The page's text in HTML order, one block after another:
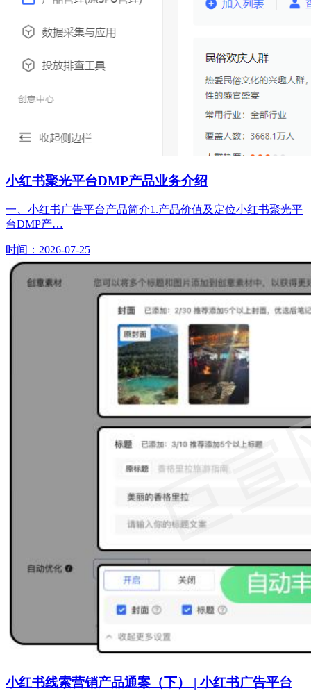
小红书聚光平台DMP产品业务介绍
一、小红书广告平台产品简介1.产品价值及定位小红书聚光平
台DMP产…
时间：2026-07-25
小红书线索营销产品通案（下） | 小红书广告平台